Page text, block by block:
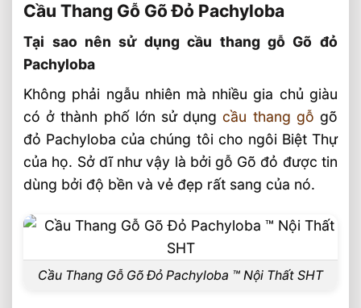
Tại sao nên sử dụng cầu thang gỗ Gõ đỏ
Pachyloba
Quy trình gia công cầu thang gỗ Gõ đỏ
Pachyloba SHT
Công đoạn thứ nhất
Công đoạn thứ hai
Công đoạn Thứ ba
Gia công cột trụ chính
Gia công tay vịn, Song tiện
Gia công mặt bậc cầu thang
Cầu Thang Gỗ Gõ Đỏ Pachyloba ™ Nội
Cầu Thang Gỗ Gõ Đỏ Pachyloba
Tại sao nên sử dụng cầu thang gỗ Gõ đỏ
Pachyloba
Không phải ngẫu nhiên mà nhiều gia chủ giàu
có ở thành phố lớn sử dụngcầu thang gỗ gõ
đỏ Pachyloba của chúng tôi cho ngôi Biệt Thự
của họ. Sở dĩ như vậy là bởi gỗ Gõ đỏ được tin
dùng bởi độ bền và vẻ đẹp rất sang của nó.
Cầu Thang Gỗ Gõ Đỏ Pachyloba ™ Nội Thất SHT